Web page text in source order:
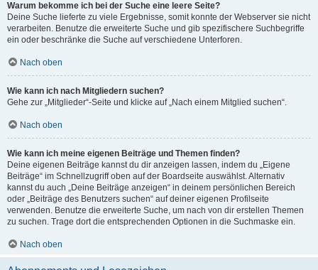
Warum bekomme ich bei der Suche eine leere Seite?
Deine Suche lieferte zu viele Ergebnisse, somit konnte der Webserver sie nicht
verarbeiten. Benutze die erweiterte Suche und gib spezifischere Suchbegriffe
ein oder beschränke die Suche auf verschiedene Unterforen.
Nach oben
Wie kann ich nach Mitgliedern suchen?
Gehe zur „Mitglieder“-Seite und klicke auf „Nach einem Mitglied suchen“.
Nach oben
Wie kann ich meine eigenen Beiträge und Themen finden?
Deine eigenen Beiträge kannst du dir anzeigen lassen, indem du „Eigene
Beiträge“ im Schnellzugriff oben auf der Boardseite auswählst. Alternativ
kannst du auch „Deine Beiträge anzeigen“ in deinem persönlichen Bereich
oder „Beiträge des Benutzers suchen“ auf deiner eigenen Profilseite
verwenden. Benutze die erweiterte Suche, um nach von dir erstellen Themen
zu suchen. Trage dort die entsprechenden Optionen in die Suchmaske ein.
Nach oben